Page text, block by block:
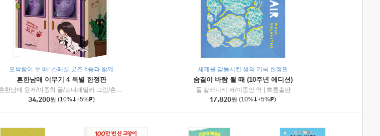
오싹함이 두 배! 스페셜 굿즈 6종과 함께
흔한남매 이무기 4 특별 한정판
흔한남매 원저/이종혁 글/도니패밀리 그림/흔한컴퍼니 감수
미래엔아이세움
34,200원 (10% +5% )
세계를 감동시킨 생의 기록 한정판
숨결이 바람 될 때 (10주년 에디션)
폴 칼라니티 저/이종인 역
흐름출판
17,820원 (10% +5% )